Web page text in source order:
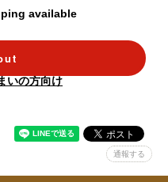
available
いの方向け
通報する